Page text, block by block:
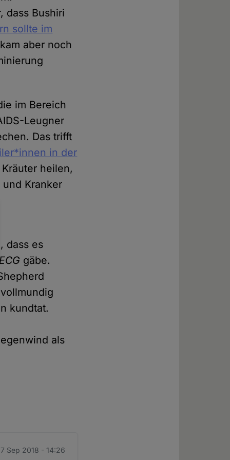
dass Bushiri
sollte im
aber noch
im Bereich
Leugner
Das trifft
in der
heilen,
Kranker
dass es
ECG gäbe.
kundtat.
als
Sep 2018 - 14:26